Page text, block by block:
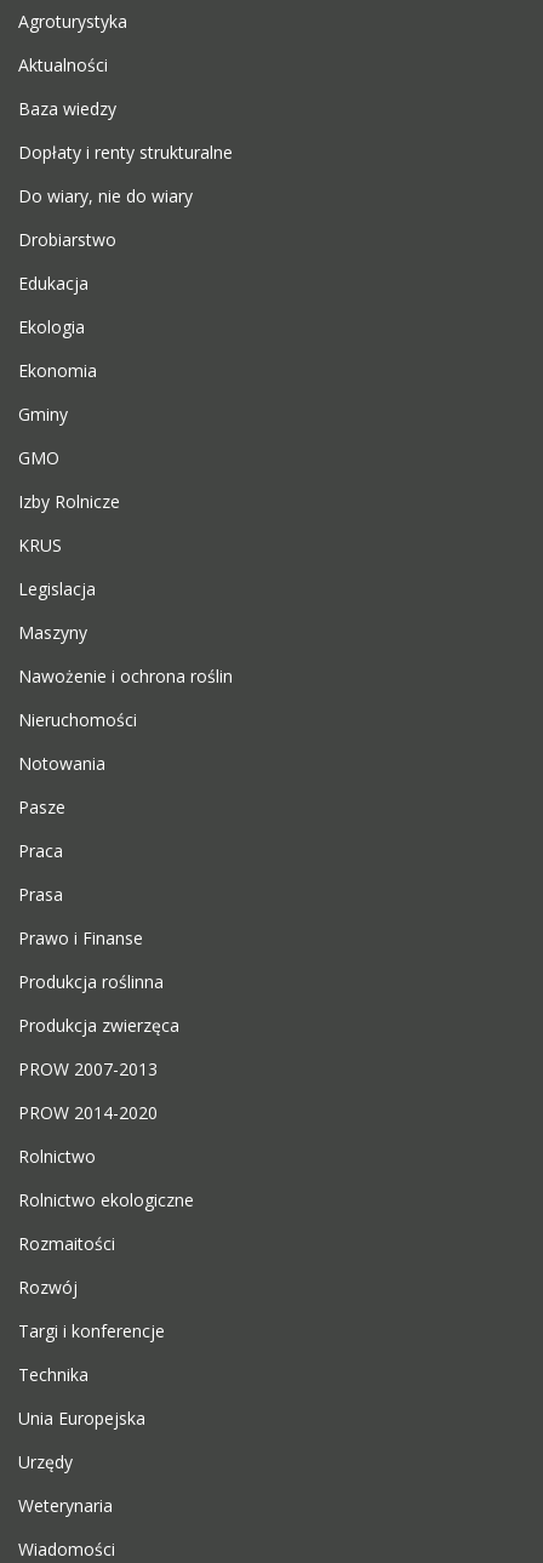
Agroturystyka
Aktualności
Baza wiedzy
Dopłaty i renty strukturalne
Do wiary, nie do wiary
Drobiarstwo
Edukacja
Ekologia
Ekonomia
Gminy
GMO
Izby Rolnicze
KRUS
Legislacja
Maszyny
Nawożenie i ochrona roślin
Nieruchomości
Notowania
Pasze
Praca
Prasa
Prawo i Finanse
Produkcja roślinna
Produkcja zwierzęca
PROW 2007-2013
PROW 2014-2020
Rolnictwo
Rolnictwo ekologiczne
Rozmaitości
Rozwój
Targi i konferencje
Technika
Unia Europejska
Urzędy
Weterynaria
Wiadomości